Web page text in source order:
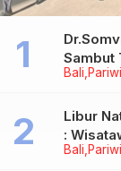
Bali
Sambut
India
Bali
Libur
: